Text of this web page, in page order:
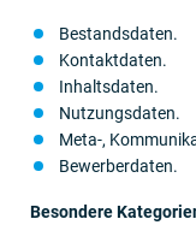
Bestandsdaten.
Kontaktdaten.
Inhaltsdaten.
Nutzungsdaten.
Meta-,
Bewerberdaten.
Besondere